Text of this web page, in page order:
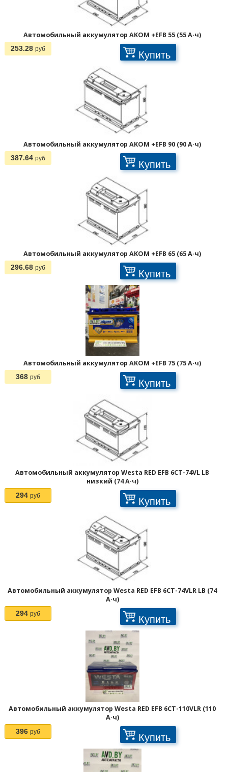
Автомобильный аккумулятор AKOM +EFB 55 (55 А·ч)
253.28 руб Купить
Автомобильный аккумулятор AKOM +EFB 90 (90 А·ч)
387.64 руб Купить
Автомобильный аккумулятор AKOM +EFB 65 (65 А·ч)
296.68 руб Купить
Автомобильный аккумулятор AKOM +EFB 75 (75 А·ч)
368 руб Купить
Автомобильный аккумулятор Westa RED EFB 6СТ-74VL LB
низкий (74 А·ч)
294 руб Купить
Автомобильный аккумулятор Westa RED EFB 6СТ-74VLR LB (74
А·ч)
294 руб Купить
Автомобильный аккумулятор Westa RED EFB 6СТ-110VLR (110
А·ч)
396 руб Купить
1 2 3 >